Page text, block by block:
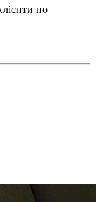
по